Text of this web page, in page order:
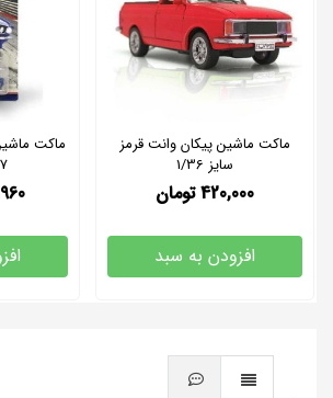
ماکت ماشین پیکان وانت قرمز
سایز 1/36
420,000 تومان
افزودن به سبد
ماکت
67